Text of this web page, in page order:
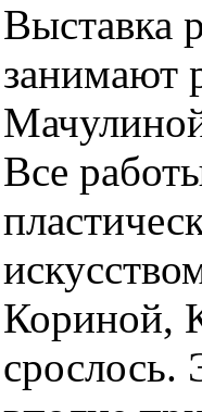
Выставка
занимают
Все
Кориной,
срослось.